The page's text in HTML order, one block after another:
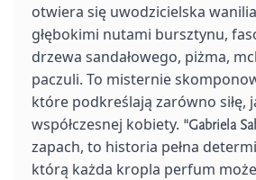
otwiera się uwodzicielska
głębokimi nutami bursztynu,
drzewa sandałowego, piżma,
paczuli. To misternie
które podkreślają zarówno siłę,
współczesnej kobiety. "Gabriela
zapach, to historia pełna
którą każda kropla perfum